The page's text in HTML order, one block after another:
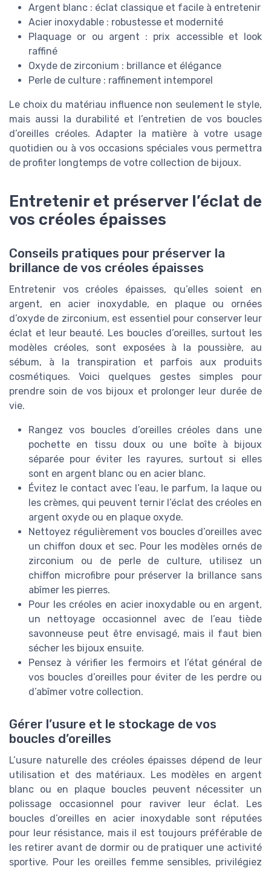
Argent blanc : éclat classique et facile à entretenir
Acier inoxydable : robustesse et modernité
Plaquage or ou argent : prix accessible et look
raffiné
Oxyde de zirconium : brillance et élégance
Perle de culture : raffinement intemporel
Le choix du matériau influence non seulement le style,
mais aussi la durabilité et l’entretien de vos boucles
d’oreilles créoles. Adapter la matière à votre usage
quotidien ou à vos occasions spéciales vous permettra
de profiter longtemps de votre collection de bijoux.
Entretenir et préserver l’éclat de
vos créoles épaisses
Conseils pratiques pour préserver la
brillance de vos créoles épaisses
Entretenir vos créoles épaisses, qu’elles soient en
argent, en acier inoxydable, en plaque ou ornées
d’oxyde de zirconium, est essentiel pour conserver leur
éclat et leur beauté. Les boucles d’oreilles, surtout les
modèles créoles, sont exposées à la poussière, au
sébum, à la transpiration et parfois aux produits
cosmétiques. Voici quelques gestes simples pour
prendre soin de vos bijoux et prolonger leur durée de
vie.
Rangez vos boucles d’oreilles créoles dans une
pochette en tissu doux ou une boîte à bijoux
séparée pour éviter les rayures, surtout si elles
sont en argent blanc ou en acier blanc.
Évitez le contact avec l’eau, le parfum, la laque ou
les crèmes, qui peuvent ternir l’éclat des créoles en
argent oxyde ou en plaque oxyde.
Nettoyez régulièrement vos boucles d’oreilles avec
un chiffon doux et sec. Pour les modèles ornés de
zirconium ou de perle de culture, utilisez un
chiffon microfibre pour préserver la brillance sans
abîmer les pierres.
Pour les créoles en acier inoxydable ou en argent,
un nettoyage occasionnel avec de l’eau tiède
savonneuse peut être envisagé, mais il faut bien
sécher les bijoux ensuite.
Pensez à vérifier les fermoirs et l’état général de
vos boucles d’oreilles pour éviter de les perdre ou
d’abîmer votre collection.
Gérer l’usure et le stockage de vos
boucles d’oreilles
L’usure naturelle des créoles épaisses dépend de leur
utilisation et des matériaux. Les modèles en argent
blanc ou en plaque boucles peuvent nécessiter un
polissage occasionnel pour raviver leur éclat. Les
boucles d’oreilles en acier inoxydable sont réputées
pour leur résistance, mais il est toujours préférable de
les retirer avant de dormir ou de pratiquer une activité
sportive. Pour les oreilles femme sensibles, privilégiez